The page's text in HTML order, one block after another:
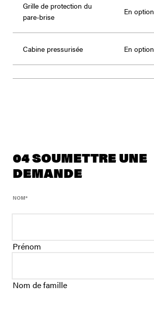
Grille de protection du
pare-brise
En option
Cabine pressurisée En option
04 SOUMETTRE UNE
DEMANDE
NOM*
Prénom
Nom de famille